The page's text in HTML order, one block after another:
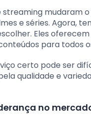
streaming mudaram
e séries. Agora,
Eles
para todos
certo pode ser
qualidade e
no